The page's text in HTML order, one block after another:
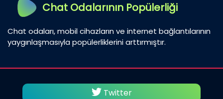
Chat Odalarının Popülerliği
Chat odaları, mobil cihazların ve internet bağlantılarının
yaygınlaşmasıyla popülerliklerini arttırmıştır.
Twitter